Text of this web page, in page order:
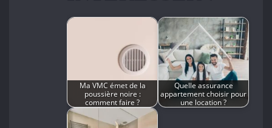
Ma VMC émet de la
poussière noire :
comment faire ?
Quelle assurance
appartement choisir pour
une location ?